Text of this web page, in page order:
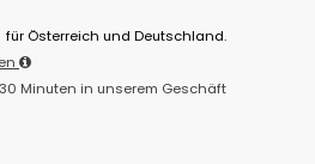
für Österreich und Deutschland.
Minuten in unserem Geschäft